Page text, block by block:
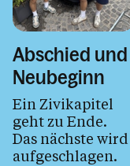
Abschied und
Neubeginn
Ein Zivikapitel
geht zu Ende.
Das nächste wird
aufgeschlagen.